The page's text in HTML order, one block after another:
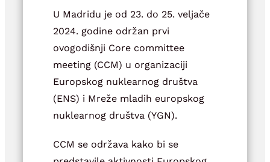
U Madridu je od 23. do 25. veljače
2024. godine održan prvi
ovogodišnji Core committee
meeting (CCM) u organizaciji
Europskog nuklearnog društva
(ENS) i Mreže mladih europskog
nuklearnog društva (YGN).
CCM se održava kako bi se